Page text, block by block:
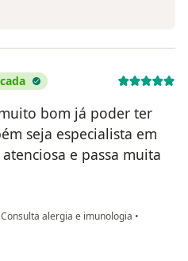
bom já poder ter
seja especialista em
e passa muita
Consulta alergia e imunologia •